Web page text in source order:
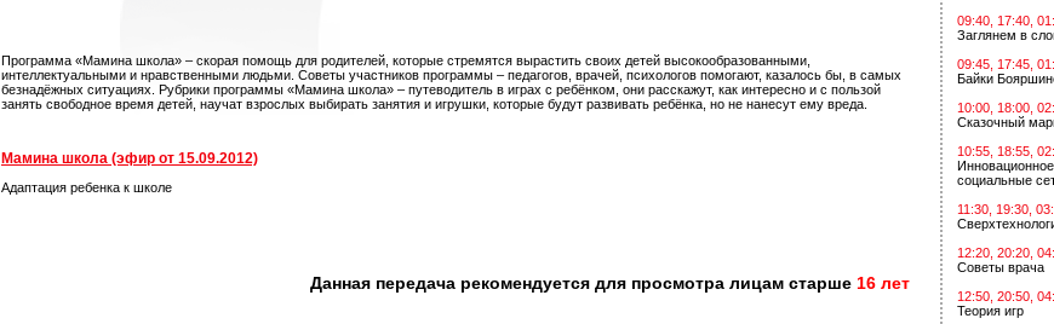
Программа «Мамина школа» – скорая помощь для родителей, которые стремятся вырастить своих детей высокообразованными,
интеллектуальными и нравственными людьми. Советы участников программы – педагогов, врачей, психологов помогают, казалось бы, в самых
безнадёжных ситуациях. Рубрики программы «Мамина школа» – путеводитель в играх с ребёнком, они расскажут, как интересно и с пользой
занять свободное время детей, научат взрослых выбирать занятия и игрушки, которые будут развивать ребёнка, но не нанесут ему вреда.
Мамина школа (эфир от 15.09.2012)
Адаптация ребенка к школе
Данная передача рекомендуется для просмотра лицам старше 16 лет
09:40, 17:40,
Заглянем в
09:45, 17:45,
Байки
10:00, 18:00,
Сказочный
10:55, 18:55,
социальные
11:30, 19:30,
12:20, 20:20,
Советы врача
12:50, 20:50,
Теория игр